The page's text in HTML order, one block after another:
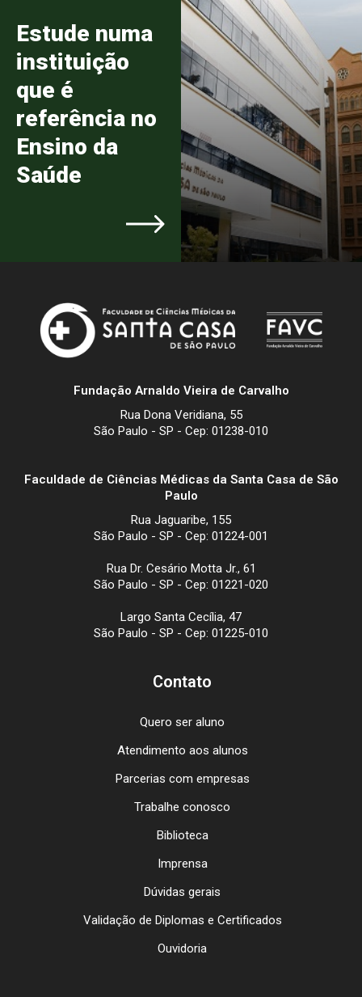
Estude numa
instituição
que é
referência no
Ensino da
Saúde
Fundação Arnaldo Vieira de Carvalho
Rua Dona Veridiana, 55
São Paulo - SP - Cep: 01238-010
Faculdade de Ciências Médicas da Santa Casa de São
Paulo
Rua Jaguaribe, 155
São Paulo - SP - Cep: 01224-001
Rua Dr. Cesário Motta Jr., 61
São Paulo - SP - Cep: 01221-020
Largo Santa Cecília, 47
São Paulo - SP - Cep: 01225-010
Contato
Quero ser aluno
Atendimento aos alunos
Parcerias com empresas
Trabalhe conosco
Biblioteca
Imprensa
Dúvidas gerais
Validação de Diplomas e Certificados
Ouvidoria